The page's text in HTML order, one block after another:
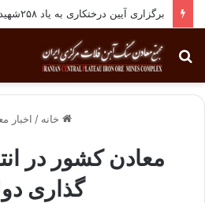
برگزاری آیین درختکاری به یاد ۲۵۸شهید شهرستان بافق
جستجو
برای
خانه / اخبار
معادن کشور در
گذاری